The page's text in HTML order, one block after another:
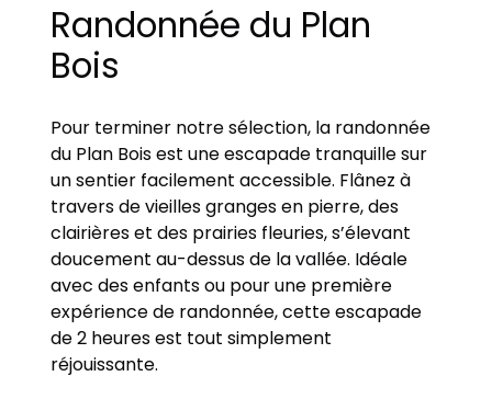
Randonnée du Plan
Bois
Pour terminer notre sélection, la randonnée
du Plan Bois est une escapade tranquille sur
un sentier facilement accessible. Flânez à
travers de vieilles granges en pierre, des
clairières et des prairies fleuries, s’élevant
doucement au-dessus de la vallée. Idéale
avec des enfants ou pour une première
expérience de randonnée, cette escapade
de 2 heures est tout simplement
réjouissante.